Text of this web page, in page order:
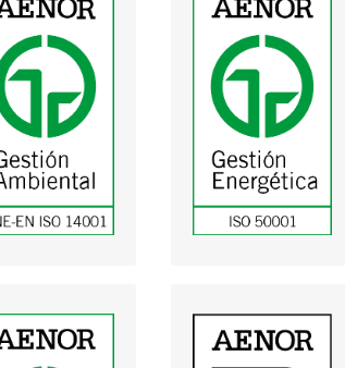
Sist.
Gestión
-
Obras
(descargar)
Sist.
Gestión
calidad -
Obras
(descargar)
Gestión de Calidad